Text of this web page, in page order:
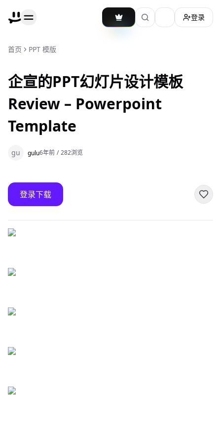
加载主题切换
登录
首页 PPT 模版
企宣的PPT幻灯片设计模板
Review – Powerpoint
Template
gu gulu6年前 / 282浏览
登录下载